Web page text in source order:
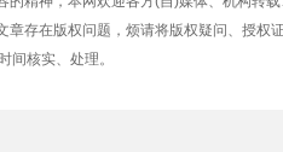
章存在版权问题，烦请将版权疑问、授权
间核实、处理。